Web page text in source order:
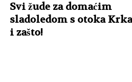
Svi žude za domaćim
sladoledom s otoka
i zašto!